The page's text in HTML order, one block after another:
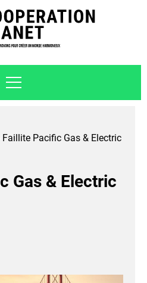
Faillite Pacific Gas & Electric